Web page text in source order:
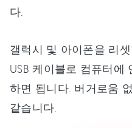
다.
갤럭시 및 아이폰을 리
USB 케이블로 컴퓨터에
하면 됩니다. 버거로움
같습니다.